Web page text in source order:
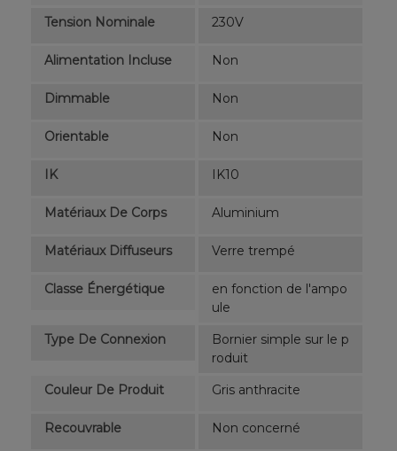
Tension Nominale 230V
Alimentation Incluse Non
Dimmable Non
Orientable Non
IK IK10
Matériaux De Corps Aluminium
Matériaux Diffuseurs Verre trempé
Classe Énergétique
en fonction de l'ampo
ule
Type De Connexion
Bornier simple sur le p
roduit
Couleur De Produit
Gris anthracite
Recouvrable Non concerné